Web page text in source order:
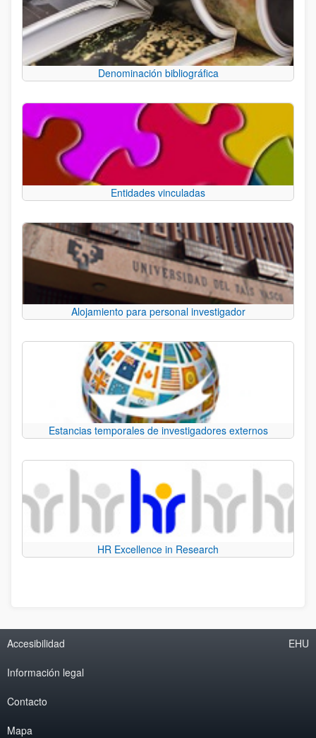
Denominación bibliográfica
Entidades vinculadas
Alojamiento para personal investigador
Estancias temporales de investigadores externos
HR Excellence in Research
Accesibilidad
Información legal
Contacto
Mapa
EHU